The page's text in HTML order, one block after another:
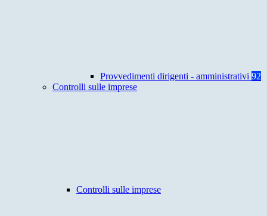
Provvedimenti dirigenti - amministrativi 92
Controlli sulle imprese
Controlli sulle imprese